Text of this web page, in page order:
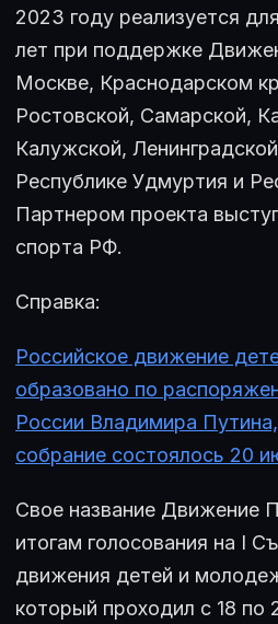
2023 году реализуется
лет при поддержке
Москве, Краснодарском
Ростовской, Самарской,
Калужской,
Республике Удмуртия и
Партнером проекта
спорта РФ.
Справка:
Российское движение
образовано по
России Владимира
собрание состоялось 20
Свое название Движение
итогам голосования на I
движения детей и
который проходил с 18 по